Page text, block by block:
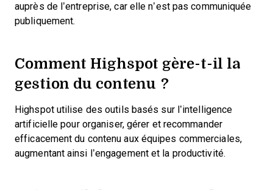
auprès de l’entreprise, car elle n’est pas communiquée
publiquement.
Comment Highspot gère-t-il la
gestion du contenu ?
Highspot utilise des outils basés sur l’intelligence
artificielle pour organiser, gérer et recommander
efficacement du contenu aux équipes commerciales,
augmentant ainsi l’engagement et la productivité.